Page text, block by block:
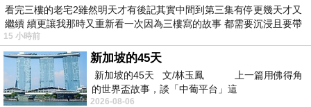
看完三樓的老宅2雖然明天才有後記其實中間到第三集有停更幾天才又
繼續 續更讓我那時又重新看一次因為三樓寫的故事 都需要沉浸且要帶
有
15 小時前
新加坡的45天
新加坡的45天 文/林玉鳳 上一篇用佛得角
的世界盃故事，談「中葡平台」這
2026-08-06